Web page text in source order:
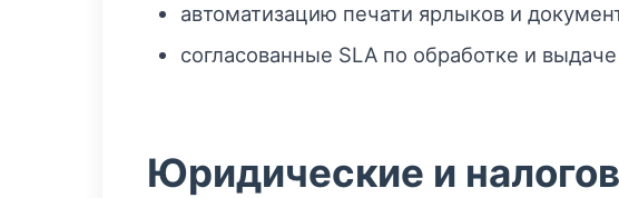
автоматизацию печати ярлыков и
согласованные SLA по обработке и выдаче
Юридические и